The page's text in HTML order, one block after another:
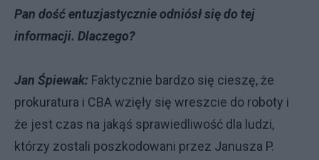
Pan dość entuzjastycznie odniósł się do tej
informacji. Dlaczego?
Jan Śpiewak: Faktycznie bardzo się cieszę, że
prokuratura i CBA wzięły się wreszcie do roboty i
że jest czas na jakąś sprawiedliwość dla ludzi,
którzy zostali poszkodowani przez Janusza P.